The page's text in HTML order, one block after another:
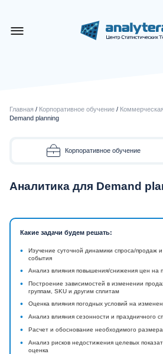
Главная / Корпоративное обучение /
Demand planning
Корпоративное обучение
Аналитика для Demand
Какие задачи будем решать:
•
Изучение суточной динамики спроса/продаж
события
• Анализ влияния повышения/снижения цен на
•
Построение зависимостей в изменении
группам, SKU и другим сплитам
• Оценка влияния погодных условий на
• Анализ влияния сезонности и праздничного
• Расчет и обоснование необходимого размера
•
Анализ рисков недостижения целевых
оценка